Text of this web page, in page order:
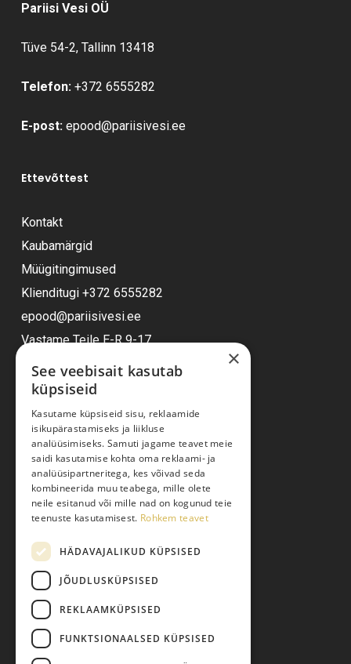
Pariisi Vesi OÜ
Tüve 54-2, Tallinn 13418
Telefon: +372 6555282
E-post: epood@pariisivesi.ee
Ettevõttest
Kontakt
Kaubamärgid
Müügitingimused
Klienditugi +372 6555282
epood@pariisivesi.ee
Vastame Teile E-R 9-17
Ostuabi
Kauba kohaletoimetamine
Toodete tellimine
Maksmine
Järelmaks
Pretensiooni esitamine
Isikuandmete töötlemine
×
See veebisait kasutab
küpsiseid
Kasutame küpsiseid sisu, reklaamide
isikupärastamiseks ja liikluse
analüüsimiseks. Samuti jagame teavet meie
saidi kasutamise kohta oma reklaami- ja
analüüsipartneritega, kes võivad seda
kombineerida muu teabega, mille olete
neile esitanud või mille nad on kogunud teie
teenuste kasutamisest. Rohkem teavet
HÄDAVAJALIKUD KÜPSISED
JÕUDLUSKÜPSISED
REKLAAMKÜPSISED
FUNKTSIONAALSED KÜPSISED